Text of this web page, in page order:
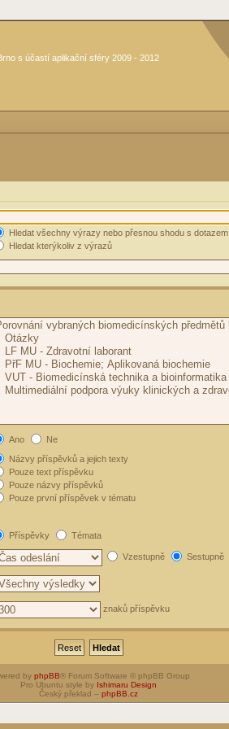
s účastí aplikační sféry 2009 - 2012
Hledat všechny výrazy nebo přesnou shodu s dotazem
Hledat kterýkoliv z výrazů
Ano
Ne
Názvy příspěvků a jejich texty
Pouze text příspěvku
Pouze názvy příspěvků
Pouze první příspěvek v tématu
Příspěvky
Témata
Vzestupně Sestupně
znaků příspěvku
by phpBB® Forum Software © phpBB Group
Pro Ubuntu style by Ishimaru Design
Český překlad – phpBB.cz